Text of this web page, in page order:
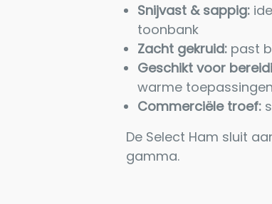
Snijvast & sappig:
toonbank
Zacht gekruid: past
Geschikt voor
warme toepassingen
Commerciële troef:
De Select Ham sluit
gamma.